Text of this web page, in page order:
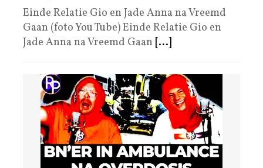
Einde Relatie Gio en Jade Anna na Vreemd
Gaan (foto You Tube) Einde Relatie Gio en
Jade Anna na Vreemd Gaan [...]